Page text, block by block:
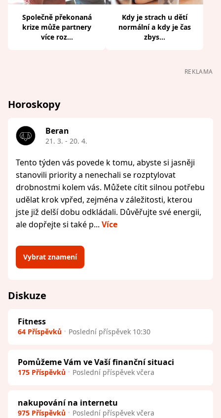
Společně překonaná
krize může partnery
více roz...
Kdy je strach u dětí
normální a kdy je čas
zbys...
REKLAMA
Horoskopy
Beran
21. 3. - 20. 4.
Tento týden vás povede k tomu, abyste si jasněji
stanovili priority a nenechali se rozptylovat
drobnostmi kolem vás. Můžete cítit silnou potřebu
udělat krok vpřed, zejména v záležitosti, kterou
jste již delší dobu odkládali. Důvěřujte své energii,
ale dopřejte si také p... Více
Vybrat znamení
Diskuze
Fitness
64 Příspěvků Poslední příspěvek 10:30
Pomůžeme Vám ve Vaší finanční situaci
175 Příspěvků Poslední příspěvek včera
nakupování na internetu
975 Příspěvků Poslední příspěvek včera